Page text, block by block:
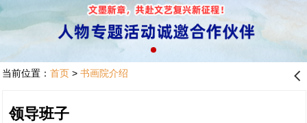
当前位置： 首页> 书画院介绍 󰊒
领导班子